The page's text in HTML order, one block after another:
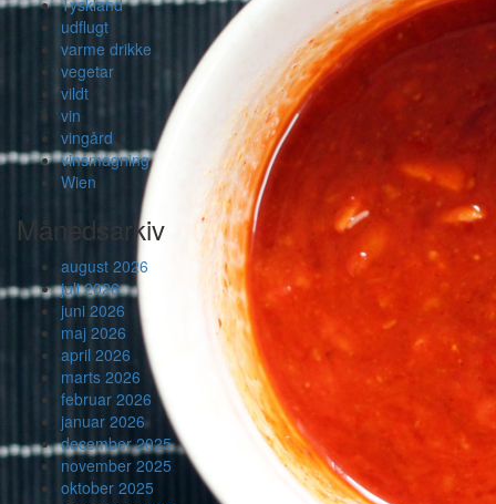
udflugt
varme drikke
vegetar
vildt
vin
vingård
vinsmagning
Wien
Månedsarkiv
august 2026
juli 2026
juni 2026
maj 2026
april 2026
marts 2026
februar 2026
januar 2026
december 2025
november 2025
oktober 2025